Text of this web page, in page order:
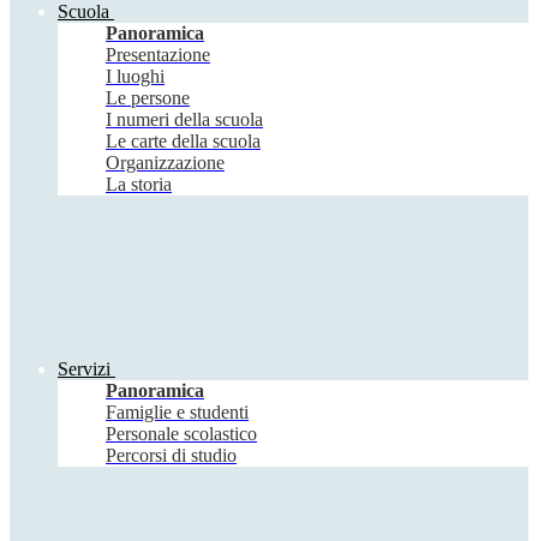
Scuola
Panoramica
Presentazione
I luoghi
Le persone
I numeri della scuola
Le carte della scuola
Organizzazione
La storia
Servizi
Panoramica
Famiglie e studenti
Personale scolastico
Percorsi di studio